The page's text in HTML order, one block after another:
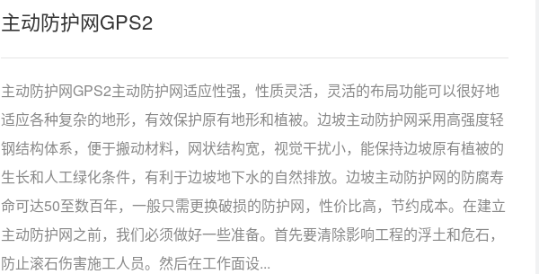
主动防护网GPS2
主动防护网GPS2主动防护网适应性强，性质灵活，灵活的布局功能可以很好地
适应各种复杂的地形，有效保护原有地形和植被。边坡主动防护网采用高强度轻
钢结构体系，便于搬动材料，网状结构宽，视觉干扰小，能保持边坡原有植被的
生长和人工绿化条件，有利于边坡地下水的自然排放。边坡主动防护网的防腐寿
命可达50至数百年，一般只需更换破损的防护网，性价比高，节约成本。在建立
主动防护网之前，我们必须做好一些准备。首先要清除影响工程的浮土和危石，
防止滚石伤害施工人员。然后在工作面设...